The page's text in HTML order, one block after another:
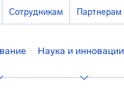
Сотрудникам Партнерам
Наука и инновации